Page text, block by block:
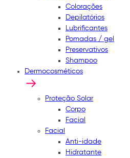
Colorações
Depilatórios
Lubrificantes
Pomadas / gel
Preservativos
Shampoo
Dermocosméticos
Proteção Solar
Corpo
Facial
Facial
Anti-idade
Hidratante